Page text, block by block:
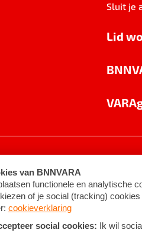
Sluit je
Lid
Algemene voorwaarden